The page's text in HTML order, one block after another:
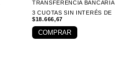
TRANSFERENCIA BANCARIA
3 CUOTAS SIN INTERÉS DE
$18.666,67
COMPRAR